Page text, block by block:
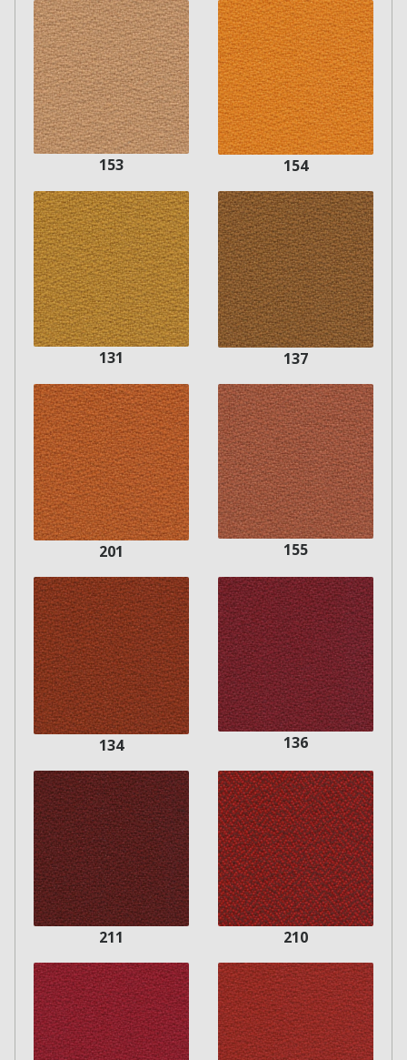
153 154
131 137
201 155
134 136
211 210